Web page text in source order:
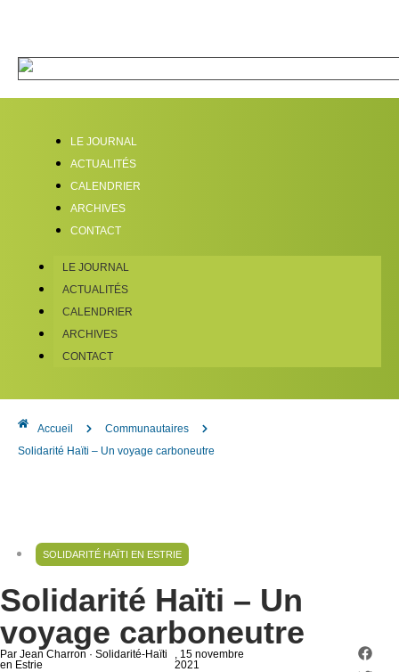
LE JOURNAL
ACTUALITÉS
CALENDRIER
ARCHIVES
CONTACT
LE JOURNAL
ACTUALITÉS
CALENDRIER
ARCHIVES
CONTACT
Accueil
Communautaires
Solidarité Haïti – Un voyage carboneutre
SOLIDARITÉ HAÏTI EN ESTRIE
Solidarité Haïti – Un
voyage carboneutre
Par Jean Charron · Solidarité-Haïti
en Estrie
, 15 novembre
2021